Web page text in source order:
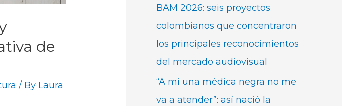
de
/ By Laura
BAM 2026: seis proyectos
colombianos que concentraron
los principales reconocimientos
del mercado audiovisual
“A mí una médica negra no me
va a atender”: así nació la